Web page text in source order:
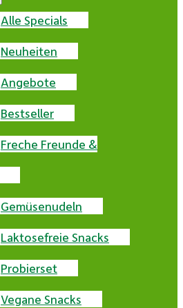
Alle Specials
Neuheiten
Angebote
Bestseller
Freche Freunde &
Gemüsenudeln
Laktosefreie Snacks
Probierset
Vegane Snacks